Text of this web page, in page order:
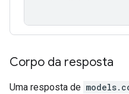
Corpo da resposta
Uma resposta de